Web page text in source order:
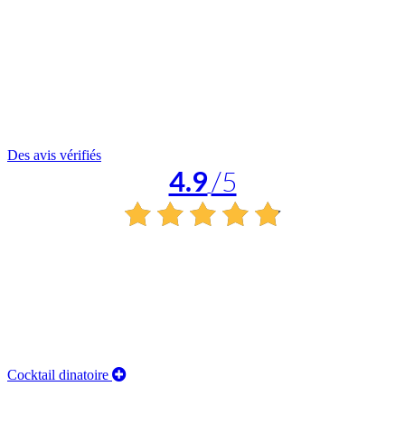
Des avis vérifiés
4.9/5
Cocktail dinatoire